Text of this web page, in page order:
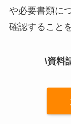
や必要書類に
確認すること
\資料